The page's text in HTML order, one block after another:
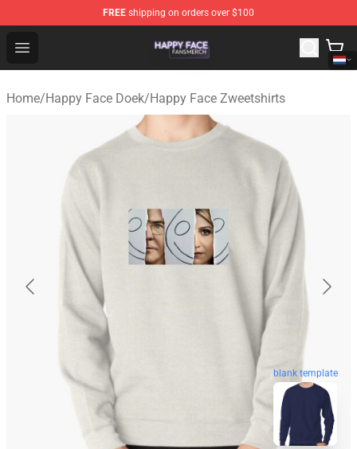
FREE shipping on orders over $100
Open menu
Happy Face Shop - Official Happy Face Merchandise
Home/Happy Face Doek/Happy Face Zweetshirts
blank template